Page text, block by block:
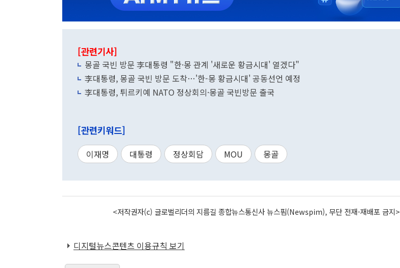
[관련기사]
몽골 국빈 방문 李대통령 "한·몽 관계 '새로운 황금시대' 열겠다"
李대통령, 몽골 국빈 방문 도착…'한-몽 황금시대' 공동선언 예정
李대통령, 튀르키예 NATO 정상회의·몽골 국빈방문 출국
[관련키워드]
이재명 대통령 정상회담 MOU 몽골
<저작권자(c) 글로벌리더의 지름길 종합뉴스통신사 뉴스핌(Newspim), 무단 전재-재배포 금지>
디지털뉴스콘텐츠 이용규칙 보기